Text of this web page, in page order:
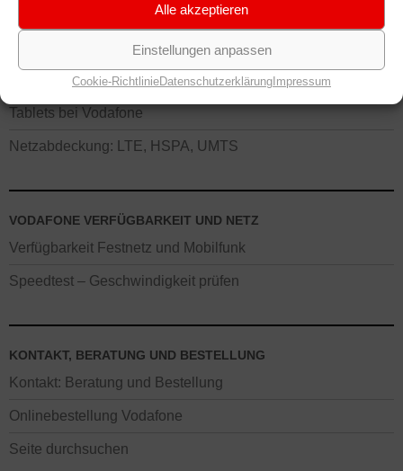
Alle akzeptieren
Einstellungen anpassen
Cookie-RichtlinieDatenschutzerklärung Impressum
VODAFONE MOBILFUNK TARIFE
Smartphone & Datentarife
Smartphones / Handys
Tablets bei Vodafone
Netzabdeckung: LTE, HSPA, UMTS
VODAFONE VERFÜGBARKEIT UND NETZ
Verfügbarkeit Festnetz und Mobilfunk
Speedtest – Geschwindigkeit prüfen
KONTAKT, BERATUNG UND BESTELLUNG
Kontakt: Beratung und Bestellung
Onlinebestellung Vodafone
Seite durchsuchen